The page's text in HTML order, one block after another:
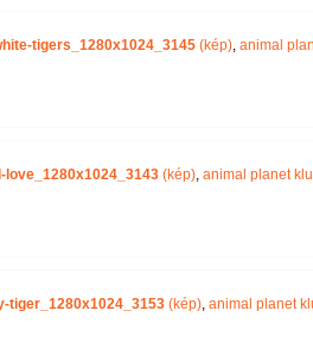
tigers_1280x1024_3145 (kép), animal
love_1280x1024_3143 (kép), animal planet
tiger_1280x1024_3153 (kép), animal planet